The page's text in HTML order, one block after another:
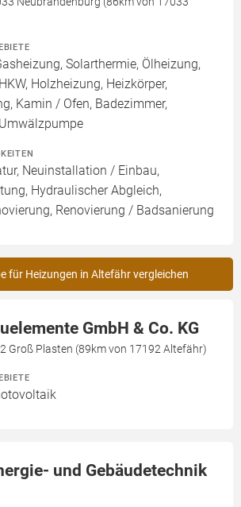
Solarthermie, Ölheizung,
Holzheizung, Heizkörper,
Kamin / Ofen, Badezimmer,
Neuinstallation / Einbau,
Hydraulischer Abgleich,
Renovierung / Badsanierung
für Heizungen in Altefähr vergleichen
GmbH & Co. KG
Groß Plasten (89km von 17192 Altefähr)
und Gebäudetechnik